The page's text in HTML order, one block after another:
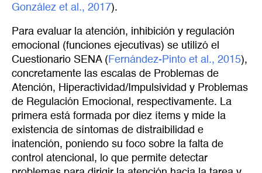
González et al., 2017).
Para evaluar la atención, inhibición y regulación
emocional (funciones ejecutivas) se utilizó el
Cuestionario SENA ( Fernández-Pinto et al., 2015),
concretamente las escalas de Problemas de
Atención, Hiperactividad/Impulsividad y Problemas
de Regulación Emocional, respectivamente. La
primera está formada por diez ítems y mide la
existencia de síntomas de distraibilidad e
inatención, poniendo su foco sobre la falta de
control atencional, lo que permite detectar